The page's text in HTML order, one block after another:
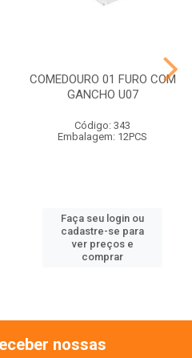
COMEDOURO 01 FURO COM
GANCHO U07
Código: 343
Embalagem: 12PCS
Faça seu login ou
cadastre-se para
ver preços e
comprar
nossas